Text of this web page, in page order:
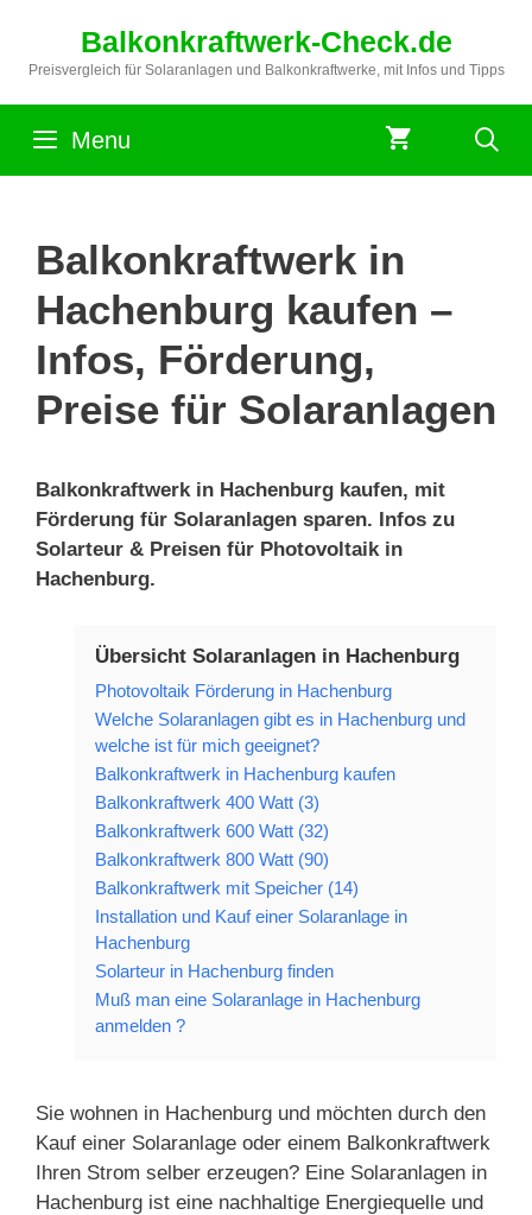
springen
Balkonkraftwerk-Check.de
Preisvergleich für Solaranlagen und Balkonkraftwerke, mit Infos und Tipps
Menu
Balkonkraftwerk in
Hachenburg kaufen –
Infos, Förderung,
Preise für Solaranlagen
Balkonkraftwerk in Hachenburg kaufen, mit
Förderung für Solaranlagen sparen. Infos zu
Solarteur & Preisen für Photovoltaik in
Hachenburg.
Übersicht Solaranlagen in Hachenburg
Photovoltaik Förderung in Hachenburg
Welche Solaranlagen gibt es in Hachenburg und
welche ist für mich geeignet?
Balkonkraftwerk in Hachenburg kaufen
Balkonkraftwerk 400 Watt (3)
Balkonkraftwerk 600 Watt (32)
Balkonkraftwerk 800 Watt (90)
Balkonkraftwerk mit Speicher (14)
Installation und Kauf einer Solaranlage in
Hachenburg
Solarteur in Hachenburg finden
Muß man eine Solaranlage in Hachenburg
anmelden ?
Sie wohnen in Hachenburg und möchten durch den
Kauf einer Solaranlage oder einem Balkonkraftwerk
Ihren Strom selber erzeugen? Eine Solaranlagen in
Hachenburg ist eine nachhaltige Energiequelle und